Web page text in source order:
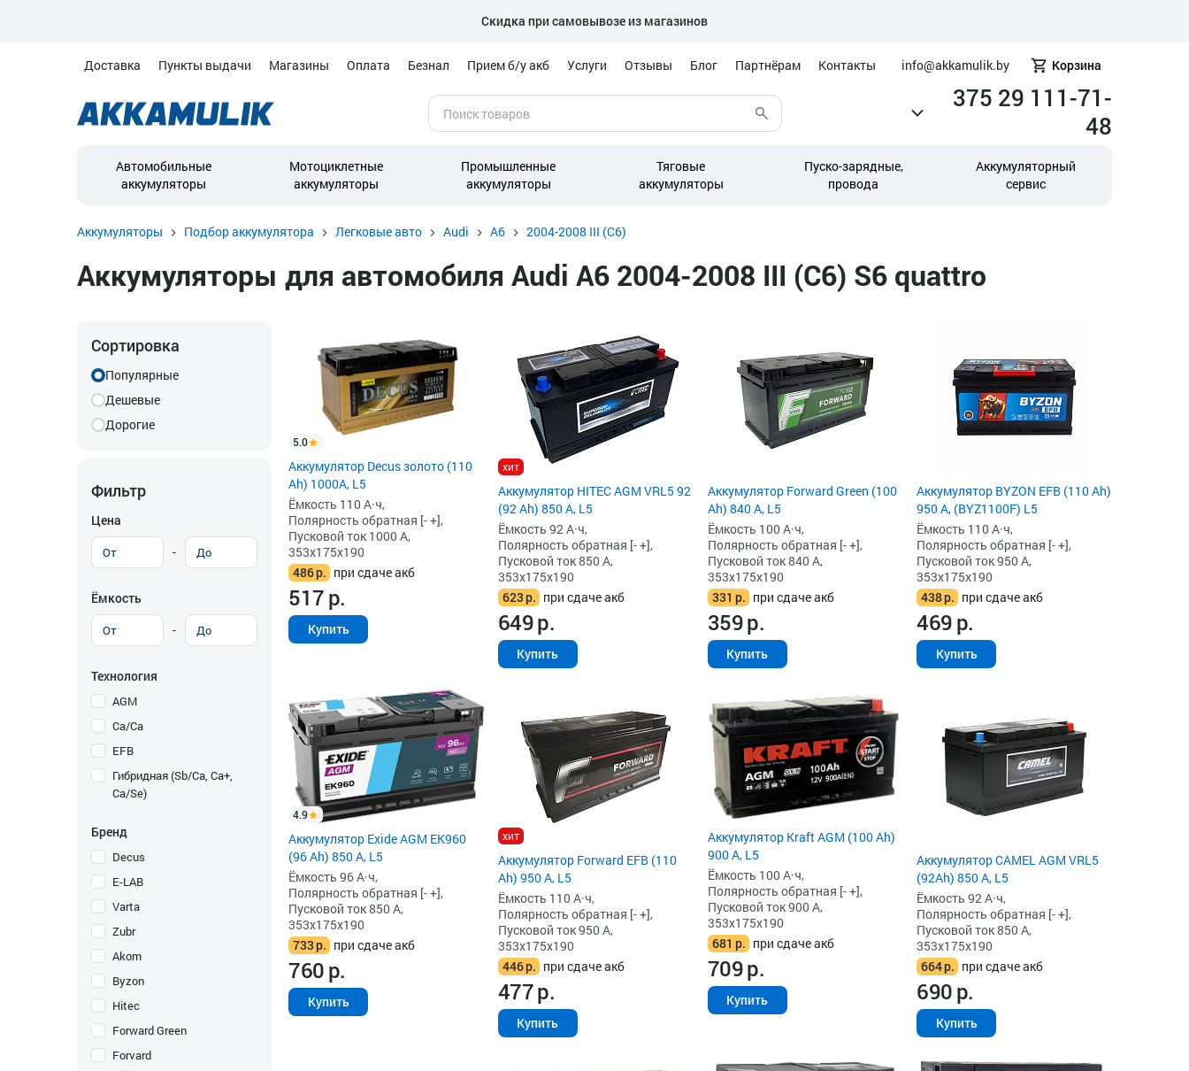
Скидка при самовывозе из магазинов
Доставка Пункты выдачи Магазины Оплата Безнал Прием б/у акб Услуги Отзывы Блог Партнёрам Контакты info@akkamulik.by Корзина
375 29 111-71-
48
Автомобильные
аккумуляторы
Мотоциклетные
аккумуляторы
Промышленные
аккумуляторы
Тяговые
аккумуляторы
Пуско-зарядные,
провода
Аккумуляторный
сервис
Аккумуляторы Подбор аккумулятора Легковые авто Audi A6 2004-2008 III (C6)
Аккумуляторы для автомобиля Audi A6 2004-2008 III (C6) S6 quattro
Сортировка
Популярные
Дешевые
Дорогие
Фильтр
Цена
-
Ёмкость
-
Технология
AGM
Ca/Ca
EFB
Гибридная (Sb/Ca, Ca+,
Ca/Se)
Бренд
Decus
E-LAB
Varta
Zubr
Akom
Byzon
Hitec
Forward Green
Forvard
5.0
Аккумулятор Decus золото (110
Ah) 1000A, L5
Ёмкость 110 А·ч,
Полярность обратная [- +],
Пусковой ток 1000 А,
353x175x190
486р. при сдаче акб
517р.
Купить
хит
Аккумулятор HITEC AGM VRL5 92
(92 Ah) 850 А, L5
Ёмкость 92 А·ч,
Полярность обратная [- +],
Пусковой ток 850 А,
353x175x190
623р. при сдаче акб
649р.
Купить
Аккумулятор Forward Green (100
Ah) 840 А, L5
Ёмкость 100 А·ч,
Полярность обратная [- +],
Пусковой ток 840 А,
353x175x190
331 р. при сдаче акб
359р.
Купить
Аккумулятор BYZON EFB (110 Ah)
950 А, (BYZ1100F) L5
Ёмкость 110 А·ч,
Полярность обратная [- +],
Пусковой ток 950 А,
353x175x190
438р. при сдаче акб
469р.
Купить
4.9
Аккумулятор Exide AGM EK960
(96 Ah) 850 А, L5
Ёмкость 96 А·ч,
Полярность обратная [- +],
Пусковой ток 850 А,
353x175x190
733р. при сдаче акб
760р.
Купить
хит
Аккумулятор Forward EFB (110
Ah) 950 А, L5
Ёмкость 110 А·ч,
Полярность обратная [- +],
Пусковой ток 950 А,
353x175x190
446р. при сдаче акб
477р.
Купить
Аккумулятор Kraft AGM (100 Ah)
900 А, L5
Ёмкость 100 А·ч,
Полярность обратная [- +],
Пусковой ток 900 А,
353x175x190
681 р. при сдаче акб
709р.
Купить
Аккумулятор CAMEL AGM VRL5
(92Ah) 850 А, L5
Ёмкость 92 А·ч,
Полярность обратная [- +],
Пусковой ток 850 А,
353x175x190
664р. при сдаче акб
690р.
Купить